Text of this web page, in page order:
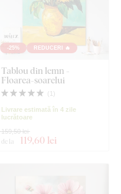
-25% REDUCERI 🔥
Tablou din lemn -
Floarea-soarelui
( 1 )
Livrare estimată în 4 zile
lucrătoare
de la 119,60 lei
159,50 lei